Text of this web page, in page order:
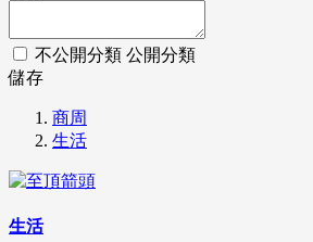
不公開分類 公開分類
儲存
商周
生活
生活